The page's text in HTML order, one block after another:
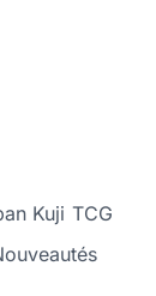
Kuji TCG